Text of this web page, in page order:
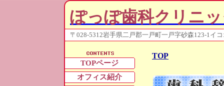
ぽっぽ歯科クリニ
〒028-5312岩手県二戸郡一戸町一戸字砂森123-1
TOPページ
オフィス紹介
TOP